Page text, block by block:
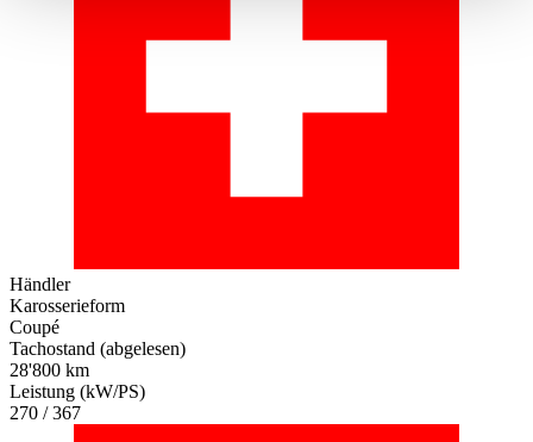
gesammelt haben.Datenschutzerklärung
Händler
Karosserieform
Coupé
Tachostand (abgelesen)
28'800 km
Leistung (kW/PS)
270 / 367